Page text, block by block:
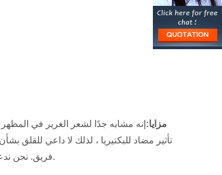
مزايا: إنه مشابه جدًا لشعر الغرير في
تأثير مضاد للبكتيريا ، لذلك لا داعي للقلق
في تصنيع المعدات الأصلية الدولية ذات الأسماء الكبيرة ، مع معدات الإنتاج الأكثر تقدمًا والمحترفين R&أمبير ؛ D. فريق. نحن ندعم صنع عينات للعملاء مجانًا.